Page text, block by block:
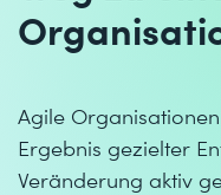
Agile
Ergebnis gezielter
Veränderung aktiv